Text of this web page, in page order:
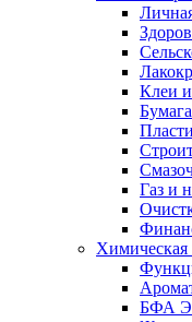
Клеи
Газ и
Химическая
БФА